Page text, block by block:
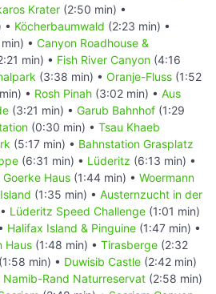
Krater (2:50 min) •
• Köcherbaumwald (2:23 min) •
• Canyon Roadhouse &
min) • Fish River Canyon (4:16
(3:38 min) • Oranje-Fluss (1:52
• Rosh Pinah (3:02 min) • Aus
(3:21 min) • Garub Bahnhof (1:29
(0:30 min) • Tsau Khaeb
(5:17 min) • Bahnstation Grasplatz
(6:31 min) • Lüderitz (6:13 min) •
Goerke Haus (1:44 min) • Woermann
(1:35 min) • Austernzucht in der
Lüderitz Speed Challenge (1:01 min)
Halifax Island & Pinguine (1:47 min) •
Haus (1:48 min) • Tirasberge (2:32
(1:58 min) • Duwisib Castle (2:42 min)
Namib-Rand Naturreservat (2:58 min)